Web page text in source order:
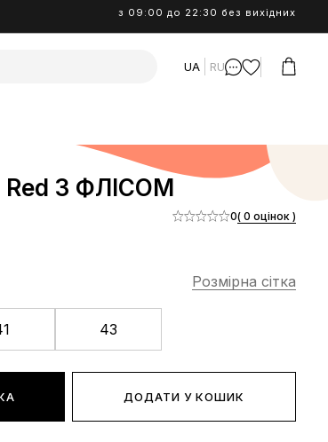
з 09:00 до 22:30 без вихідних
UA RU
Red З ФЛІСОМ
0( 0 оцінок )
Розмірна сітка
43
ДОДАТИ У КОШИК